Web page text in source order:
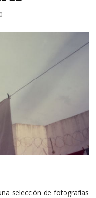
0
selección de fotografías